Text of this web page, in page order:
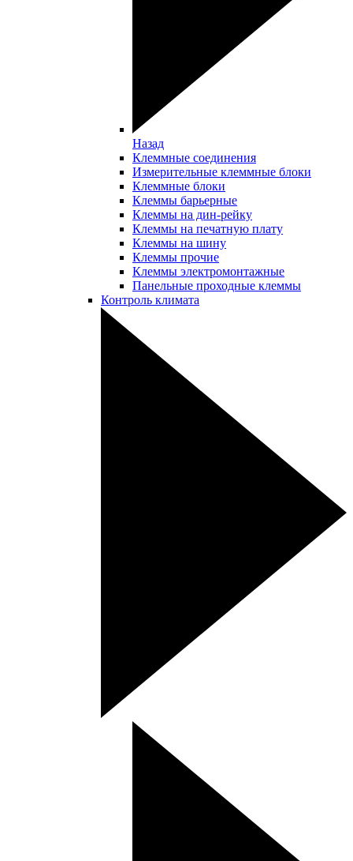
Назад
Клеммные соединения
Измерительные клеммные блоки
Клеммные блоки
Клеммы барьерные
Клеммы на дин-рейку
Клеммы на печатную плату
Клеммы на шину
Клеммы прочие
Клеммы электромонтажные
Панельные проходные клеммы
Контроль климата